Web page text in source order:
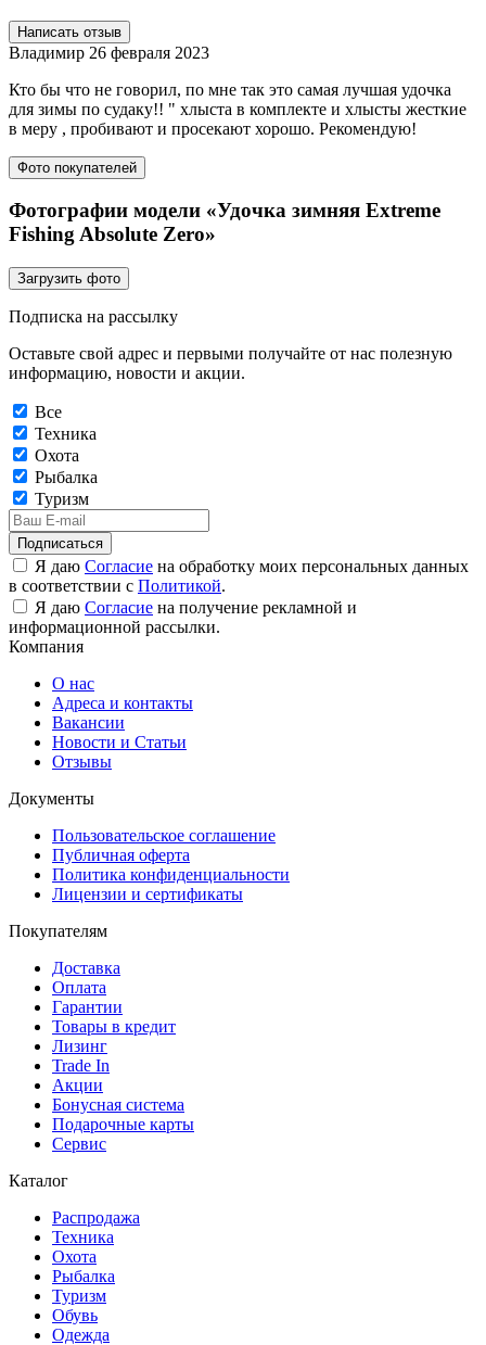
Написать отзыв
Владимир 26 февраля 2023
Кто бы что не говорил, по мне так это самая лучшая удочка
для зимы по судаку!! " хлыста в комплекте и хлысты жесткие
в меру , пробивают и просекают хорошо. Рекомендую!
Фото покупателей
Фотографии модели «Удочка зимняя Extreme
Fishing Absolute Zero»
Загрузить фото
Подписка на рассылку
Оставьте свой адрес и первыми получайте от нас полезную
информацию, новости и акции.
Все
Техника
Охота
Рыбалка
Туризм
Подписаться
Я даю Согласие на обработку моих персональных данных
в соответствии с Политикой.
Я даю Согласие на получение рекламной и
информационной рассылки.
Компания
О нас
Адреса и контакты
Вакансии
Новости и Статьи
Отзывы
Документы
Пользовательское соглашение
Публичная оферта
Политика конфиденциальности
Лицензии и сертификаты
Покупателям
Доставка
Оплата
Гарантии
Товары в кредит
Лизинг
Trade In
Акции
Бонусная система
Подарочные карты
Сервис
Каталог
Распродажа
Техника
Охота
Рыбалка
Туризм
Обувь
Одежда